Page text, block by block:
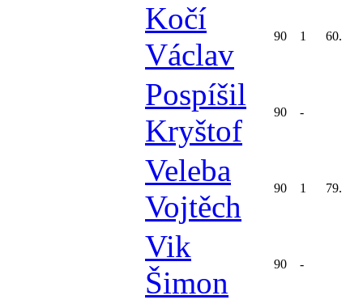
Kočí
Václav
90 1 60.
Pospíšil
Kryštof
90 -
Veleba
Vojtěch
90 1 79.
Vik
Šimon
90 -